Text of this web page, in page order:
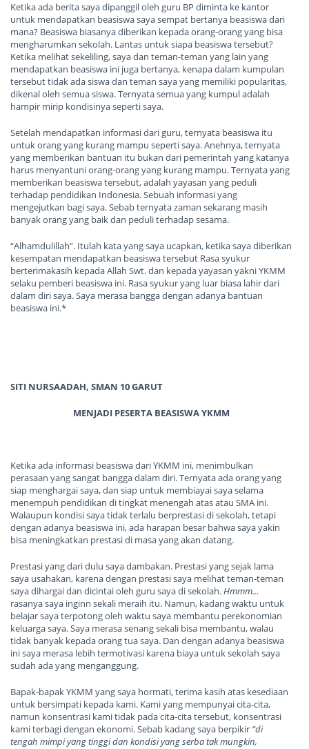
Ketika ada berita saya dipanggil oleh guru BP diminta ke kantor
untuk mendapatkan beasiswa saya sempat bertanya beasiswa dari
mana? Beasiswa biasanya diberikan kepada orang-orang yang bisa
mengharumkan sekolah. Lantas untuk siapa beasiswa tersebut?
Ketika melihat sekeliling, saya dan teman-teman yang lain yang
mendapatkan beasiswa ini juga bertanya, kenapa dalam kumpulan
tersebut tidak ada siswa dan teman saya yang memiliki popularitas,
dikenal oleh semua siswa. Ternyata semua yang kumpul adalah
hampir mirip kondisinya seperti saya.
Setelah mendapatkan informasi dari guru, ternyata beasiswa itu
untuk orang yang kurang mampu seperti saya. Anehnya, ternyata
yang memberikan bantuan itu bukan dari pemerintah yang katanya
harus menyantuni orang-orang yang kurang mampu. Ternyata yang
memberikan beasiswa tersebut, adalah yayasan yang peduli
terhadap pendidikan Indonesia. Sebuah informasi yang
mengejutkan bagi saya. Sebab ternyata zaman sekarang masih
banyak orang yang baik dan peduli terhadap sesama.
“Alhamdulillah”. Itulah kata yang saya ucapkan, ketika saya diberikan
kesempatan mendapatkan beasiswa tersebut Rasa syukur
berterimakasih kepada Allah Swt. dan kepada yayasan yakni YKMM
selaku pemberi beasiswa ini. Rasa syukur yang luar biasa lahir dari
dalam diri saya. Saya merasa bangga dengan adanya bantuan
beasiswa ini.*
SITI NURSAADAH, SMAN 10 GARUT
MENJADI PESERTA BEASISWA YKMM
Ketika ada informasi beasiswa dari YKMM ini, menimbulkan
perasaan yang sangat bangga dalam diri. Ternyata ada orang yang
siap menghargai saya,dan siap untuk membiayai saya selama
menempuh pendidikan di tingkat menengah atas atau SMA ini.
Walaupun kondisi saya tidak terlalu berprestasi disekolah, tetapi
dengan adanya beasiswa ini,ada harapan besar bahwasayayakin
bisa meningkatkan prestasi di masa yang akan datang.
Prestasi yang dari dulu saya dambakan. Prestasi yang sejak lama
saya usahakan, karena dengan prestasi saya melihat teman-teman
saya dihargai dan dicintai oleh guru saya disekolah.Hmmm...
rasanya saya inginn sekali meraih itu. Namun, kadang waktu untuk
belajar saya terpotong oleh waktu saya membantu perekonomian
keluarga saya. Saya merasa senang sekali bisa membantu,walau
tidak banyak kepada orang tua saya. Dan dengan adanya beasiswa
ini saya merasa lebih termotivasi karena biaya untuk sekolah saya
sudah ada yang menganggung.
Bapak-bapak YKMM yang saya hormati, terima kasih atas kesediaan
untuk bersimpati kepada kami. Kami yang mempunyai cita-cita,
namun konsentrasi kami tidak pada cita-cita tersebut, konsentrasi
kami terbagi dengan ekonomi. Sebab kadang saya berpikir “di
tengah mimpi yang tinggi dan kondisi yang serba tak mungkin,